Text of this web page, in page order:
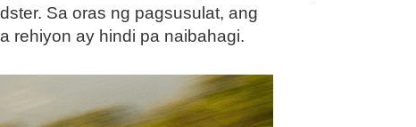
Sa oras ng pagsusulat, ang
rehiyon ay hindi pa naibahagi.